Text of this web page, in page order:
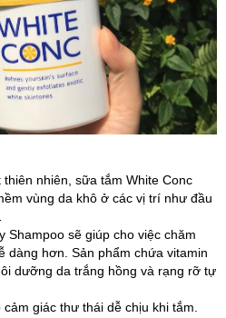
nhiên, sữa tắm White Conc
vùng da khô ở các vị trí như đầu
Shampoo sẽ giúp cho việc chăm
dàng hơn. Sản phẩm chứa vitamin
dưỡng da trắng hồng và rạng rỡ tự
giác thư thái dễ chịu khi tắm.